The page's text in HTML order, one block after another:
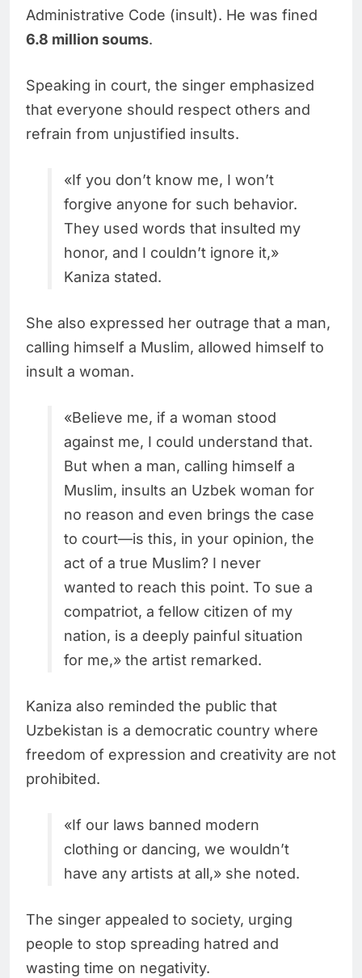
Administrative Code (insult). He was fined
6.8 million soums.
Speaking in court, the singer emphasized
that everyone should respect others and
refrain from unjustified insults.
«If you don’t know me, I won’t
forgive anyone for such behavior.
They used words that insulted my
honor, and I couldn’t ignore it,»
Kaniza stated.
She also expressed her outrage that a man,
calling himself a Muslim, allowed himself to
insult a woman.
«Believe me, if a woman stood
against me, I could understand that.
But when a man, calling himself a
Muslim, insults an Uzbek woman for
no reason and even brings the case
to court—is this, in your opinion, the
act of a true Muslim? I never
wanted to reach this point. To sue a
compatriot, a fellow citizen of my
nation, is a deeply painful situation
for me,» the artist remarked.
Kaniza also reminded the public that
Uzbekistan is a democratic country where
freedom of expression and creativity are not
prohibited.
«If our laws banned modern
clothing or dancing, we wouldn’t
have any artists at all,» she noted.
The singer appealed to society, urging
people to stop spreading hatred and
wasting time on negativity.